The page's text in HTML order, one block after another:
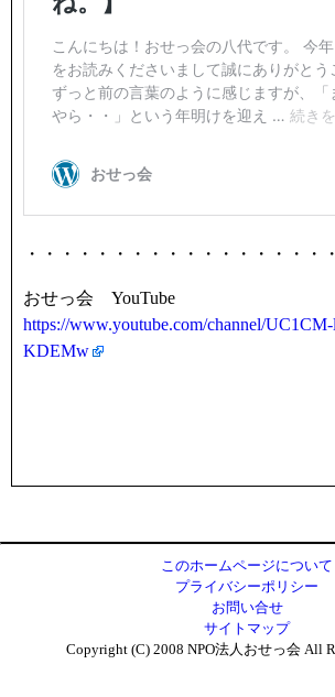
・・・・・・・・・・・・・・・・・
おせっ会 YouTube
https://www.youtube.com/channel/
KDEMw
このホームページについて
プライバシーポリシー
お問い合せ
サイトマップ
Copyright (C) 2008 NPO法人おせっ会 All